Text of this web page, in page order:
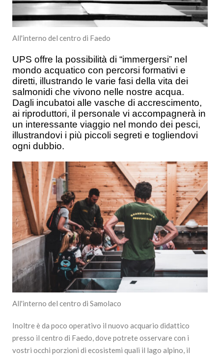
All'interno del centro di Faedo
UPS offre la possibilità di “immergersi” nel
mondo acquatico con percorsi formativi e
diretti, illustrando le varie fasi della vita dei
salmonidi che vivono nelle nostre acqua.
Dagli incubatoi alle vasche di accrescimento,
ai riproduttori, il personale vi accompagnerà in
un interessante viaggio nel mondo dei pesci,
illustrandovi i più piccoli segreti e togliendovi
ogni dubbio.
All'interno del centro di Samolaco
Inoltre è da poco operativo il nuovo acquario didattico
presso il centro di Faedo, dove potrete osservare con i
vostri occhi porzioni di ecosistemi quali il lago alpino, il